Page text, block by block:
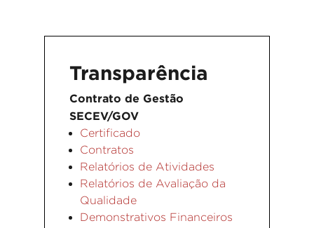
Transparência
Contrato de Gestão
SECEV/GOV
Certificado
Contratos
Relatórios de Atividades
Relatórios de Avaliação da
Qualidade
Demonstrativos Financeiros